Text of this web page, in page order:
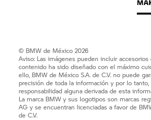
© BMW de México 2026
Aviso: Las imágenes pueden incluir accesorios
contenido ha sido diseñado con el máximo
ello, BMW de México S.A. de C.V. no puede
precisión de toda la información y por lo tanto,
responsabilidad alguna derivada de esta
La marca BMW y sus logotipos son marcas
AG y se encuentran licenciadas a favor de
de C.V.